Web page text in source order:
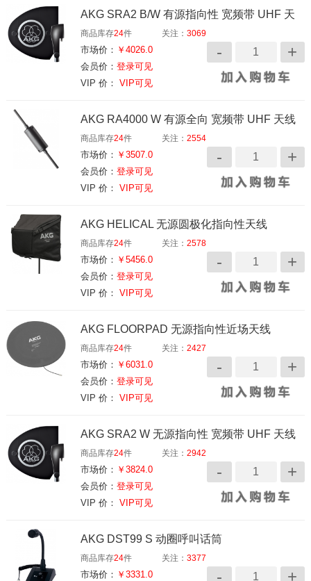
AKG SRA2 B/W 有源指向性 宽频带 UHF 天
线
商品库存24件 关注：3069
市场价： ￥4026.0
会员价：登录可见
VIP 价： VIP可见
AKG RA4000 W 有源全向 宽频带 UHF 天线
商品库存24件 关注：2554
市场价： ￥3507.0
会员价：登录可见
VIP 价： VIP可见
AKG HELICAL 无源圆极化指向性天线
商品库存24件 关注：2578
市场价： ￥5456.0
会员价：登录可见
VIP 价： VIP可见
AKG FLOORPAD 无源指向性近场天线
商品库存24件 关注：2427
市场价： ￥6031.0
会员价：登录可见
VIP 价： VIP可见
AKG SRA2 W 无源指向性 宽频带 UHF 天线
商品库存24件 关注：2942
市场价： ￥3824.0
会员价：登录可见
VIP 价： VIP可见
AKG DST99 S 动圈呼叫话筒
商品库存24件 关注：3377
市场价： ￥3331.0